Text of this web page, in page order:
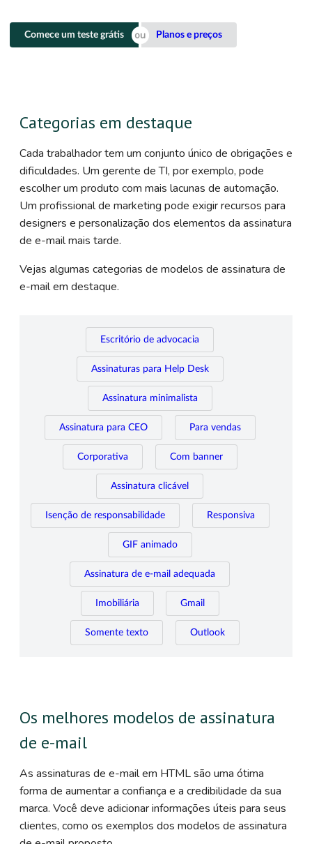
Comece um teste grátis Planos e preços
Categorias em destaque
Cada trabalhador tem um conjunto único de obrigações e
dificuldades. Um gerente de TI, por exemplo, pode
escolher um produto com mais lacunas de automação.
Um profissional de marketing pode exigir recursos para
designers e personalização dos elementos da assinatura
de e-mail mais tarde.
Vejas algumas categorias de modelos de assinatura de
e-mail em destaque.
Escritório de advocacia
Assinaturas para Help Desk
Assinatura minimalista
Assinatura para CEO Para vendas
Corporativa Com banner
Assinatura clicável
Isenção de responsabilidade Responsiva
GIF animado
Assinatura de e-mail adequada
Imobiliária Gmail
Somente texto Outlook
Os melhores modelos de assinatura
de e-mail
As assinaturas de e-mail em HTML são uma ótima
forma de aumentar a confiança e a credibilidade da sua
marca. Você deve adicionar informações úteis para seus
clientes, como os exemplos dos modelos de assinatura